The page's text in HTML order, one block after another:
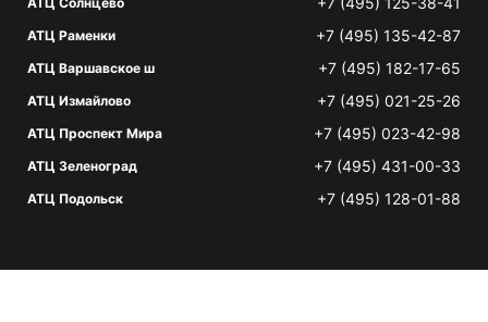
АТЦ Раменки +7 (495) 135-42-87
АТЦ Варшавское ш +7 (495) 182-17-65
АТЦ Измайлово +7 (495) 021-25-26
АТЦ Проспект Мира +7 (495) 023-42-98
АТЦ Зеленоград +7 (495) 431-00-33
АТЦ Подольск +7 (495) 128-01-88